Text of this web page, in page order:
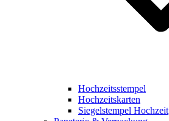
Hochzeitsstempel
Hochzeitskarten
Siegelstempel Hochzeit